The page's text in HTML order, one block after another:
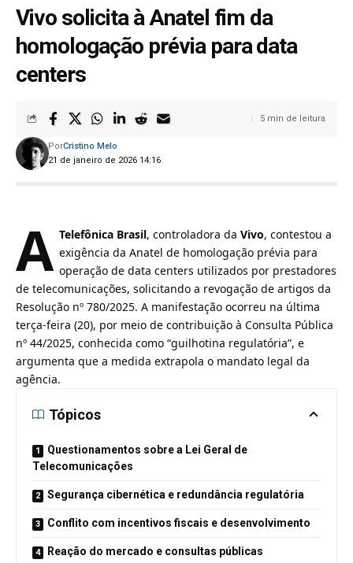
Vivo solicita à Anatel fim da
homologação prévia para data
centers
21 de janeiro de 2026 14:16
PorCristino Melo
5 min de leitura
A Telefônica Brasil, controladora da Vivo, contestou a
exigência da Anatel de homologação prévia para
operação de data centers utilizados por prestadores
de telecomunicações, solicitando a revogação de artigos da
Resolução nº 780/2025. A manifestação ocorreu na última
terça-feira (20), por meio de contribuição à Consulta Pública
nº 44/2025, conhecida como “guilhotina regulatória”, e
argumenta que a medida extrapola o mandato legal da
agência.
Tópicos
Questionamentos sobre a Lei Geral de
Telecomunicações
Segurança cibernética e redundância regulatória
Conflito com incentivos fiscais e desenvolvimento
Reação do mercado e consultas públicas